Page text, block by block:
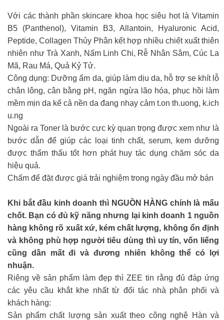
Với các thành phần skincare khoa học siêu hot là Vitamin
B5 (Panthenol), Vitamin B3, Allantoin, Hyaluronic Acid,
Peptide, Collagen Thủy Phân kết hợp nhiều chiết xuất thiên
nhiên như Trà Xanh, Nấm Linh Chi, Rễ Nhân Sâm, Cúc La
Mã, Rau Má, Quả Kỷ Tử.
Công dụng: Dưỡng ẩm da, giúp làm dịu da, hỗ trợ se khít lỗ
chân lông, cân bằng pH, ngăn ngừa lão hóa, phục hồi làm
mềm mịn da kể cả nền da đang nhạy cảm t.on th.uong, k.ich
u.ng
Ngoài ra Toner là bước cực kỳ quan trọng được xem như là
bước dẫn để giúp các loại tinh chất, serum, kem dưỡng
được thẩm thấu tốt hơn phát huy tác dụng chăm sóc da
hiệu quả.
Chấm để đặt được giá trải nghiệm trong ngày đầu mở bán
Khi bắt đầu kinh doanh thì NGUỒN HÀNG chính là mấu
chốt. Bạn có đủ kỹ năng nhưng lại kinh doanh 1 nguồn
hàng không rõ xuất xứ, kém chất lượng, không ổn định
và không phù hợp người tiêu dùng thì uy tín, vốn liếng
cũng dần mất đi và đương nhiên không thể có lợi
nhuận.
Riêng về sản phẩm làm đẹp thì ZEE tin rằng đủ đáp ứng
các yêu cầu khắt khe nhất từ đối tác nhà phân phối và
khách hàng:
Sản phẩm chất lượng sản xuất theo công nghệ Hàn và